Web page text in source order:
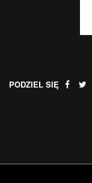
PODZIEL SIĘ